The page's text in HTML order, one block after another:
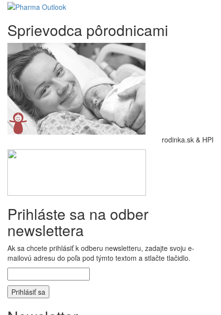
Sprievodca pôrodnicami
rodinka.sk & HPI
Prihláste sa na odber
newslettera
Ak sa chcete prihlásiť k odberu newsletteru, zadajte svoju e-
mailovú adresu do poľa pod týmto textom a stlačte tlačidlo.